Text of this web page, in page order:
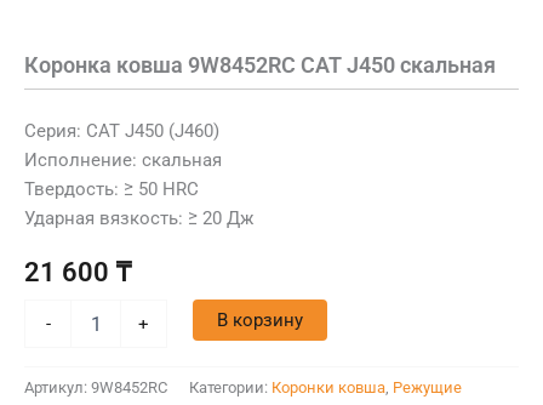
Коронка ковша 9W8452RC CAT J450 скальная
Серия: CAT J450 (J460)
Исполнение: скальная
Твердость: ≥ 50 HRC
Ударная вязкость: ≥ 20 Дж
21 600 ₸
- + В корзину
Артикул: 9W8452RC Категории: Коронки ковша, Режущие